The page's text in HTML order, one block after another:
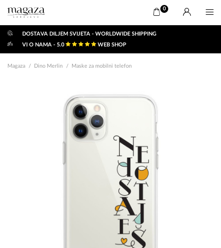
0
DOSTAVA DILJEM SVIJETA - WORLDWIDE SHIPPING
VI O NAMA - 5.0
WEB SHOP
Magaza Dino Merlin Maske za mobilni telefon